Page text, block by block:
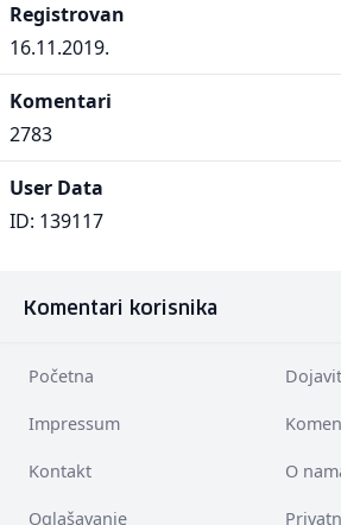
Registrovan
16.11.2019.
Komentari
2783
User Data
ID: 139117
Komentari korisnika
Početna
Impressum
Kontakt O
Oglašavanje